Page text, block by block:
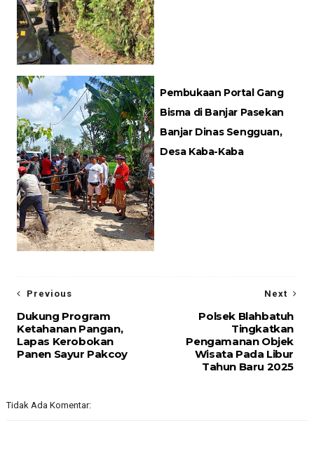
Pembukaan Portal Gang
Bisma di Banjar Pasekan
Banjar Dinas Sengguan,
Desa Kaba-Kaba
Next
Polsek Blahbatuh
Tingkatkan
Pengamanan Objek
Wisata Pada Libur
Tahun Baru 2025
Previous
Dukung Program
Ketahanan Pangan,
Lapas Kerobokan
Panen Sayur Pakcoy
Tidak Ada Komentar: